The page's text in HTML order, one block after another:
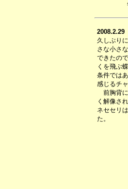
2008.2.29
久しぶり
さな小さ
できたの
くを飛ぶ
条件では
感じるチ
前胸背に
く解像さ
ネセセリ
た。